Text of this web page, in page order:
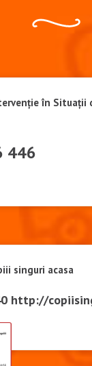
în Situații
446
singuri acasa
http://